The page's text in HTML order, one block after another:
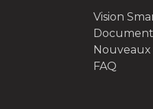
Vision
FAQ